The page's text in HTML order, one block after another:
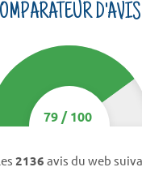
D'AVIS
79/100
2136 avis du web